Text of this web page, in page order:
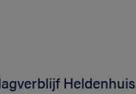
Heldenhuis